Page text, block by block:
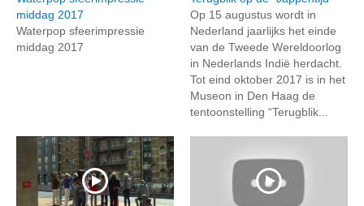
middag 2017
Waterpop sfeerimpressie
middag 2017
Op 15 augustus wordt in
Nederland jaarlijks het einde
van de Tweede Wereldoorlog
in Nederlands Indië herdacht.
Tot eind oktober 2017 is in het
Museon in Den Haag de
tentoonstelling “Terugblik...